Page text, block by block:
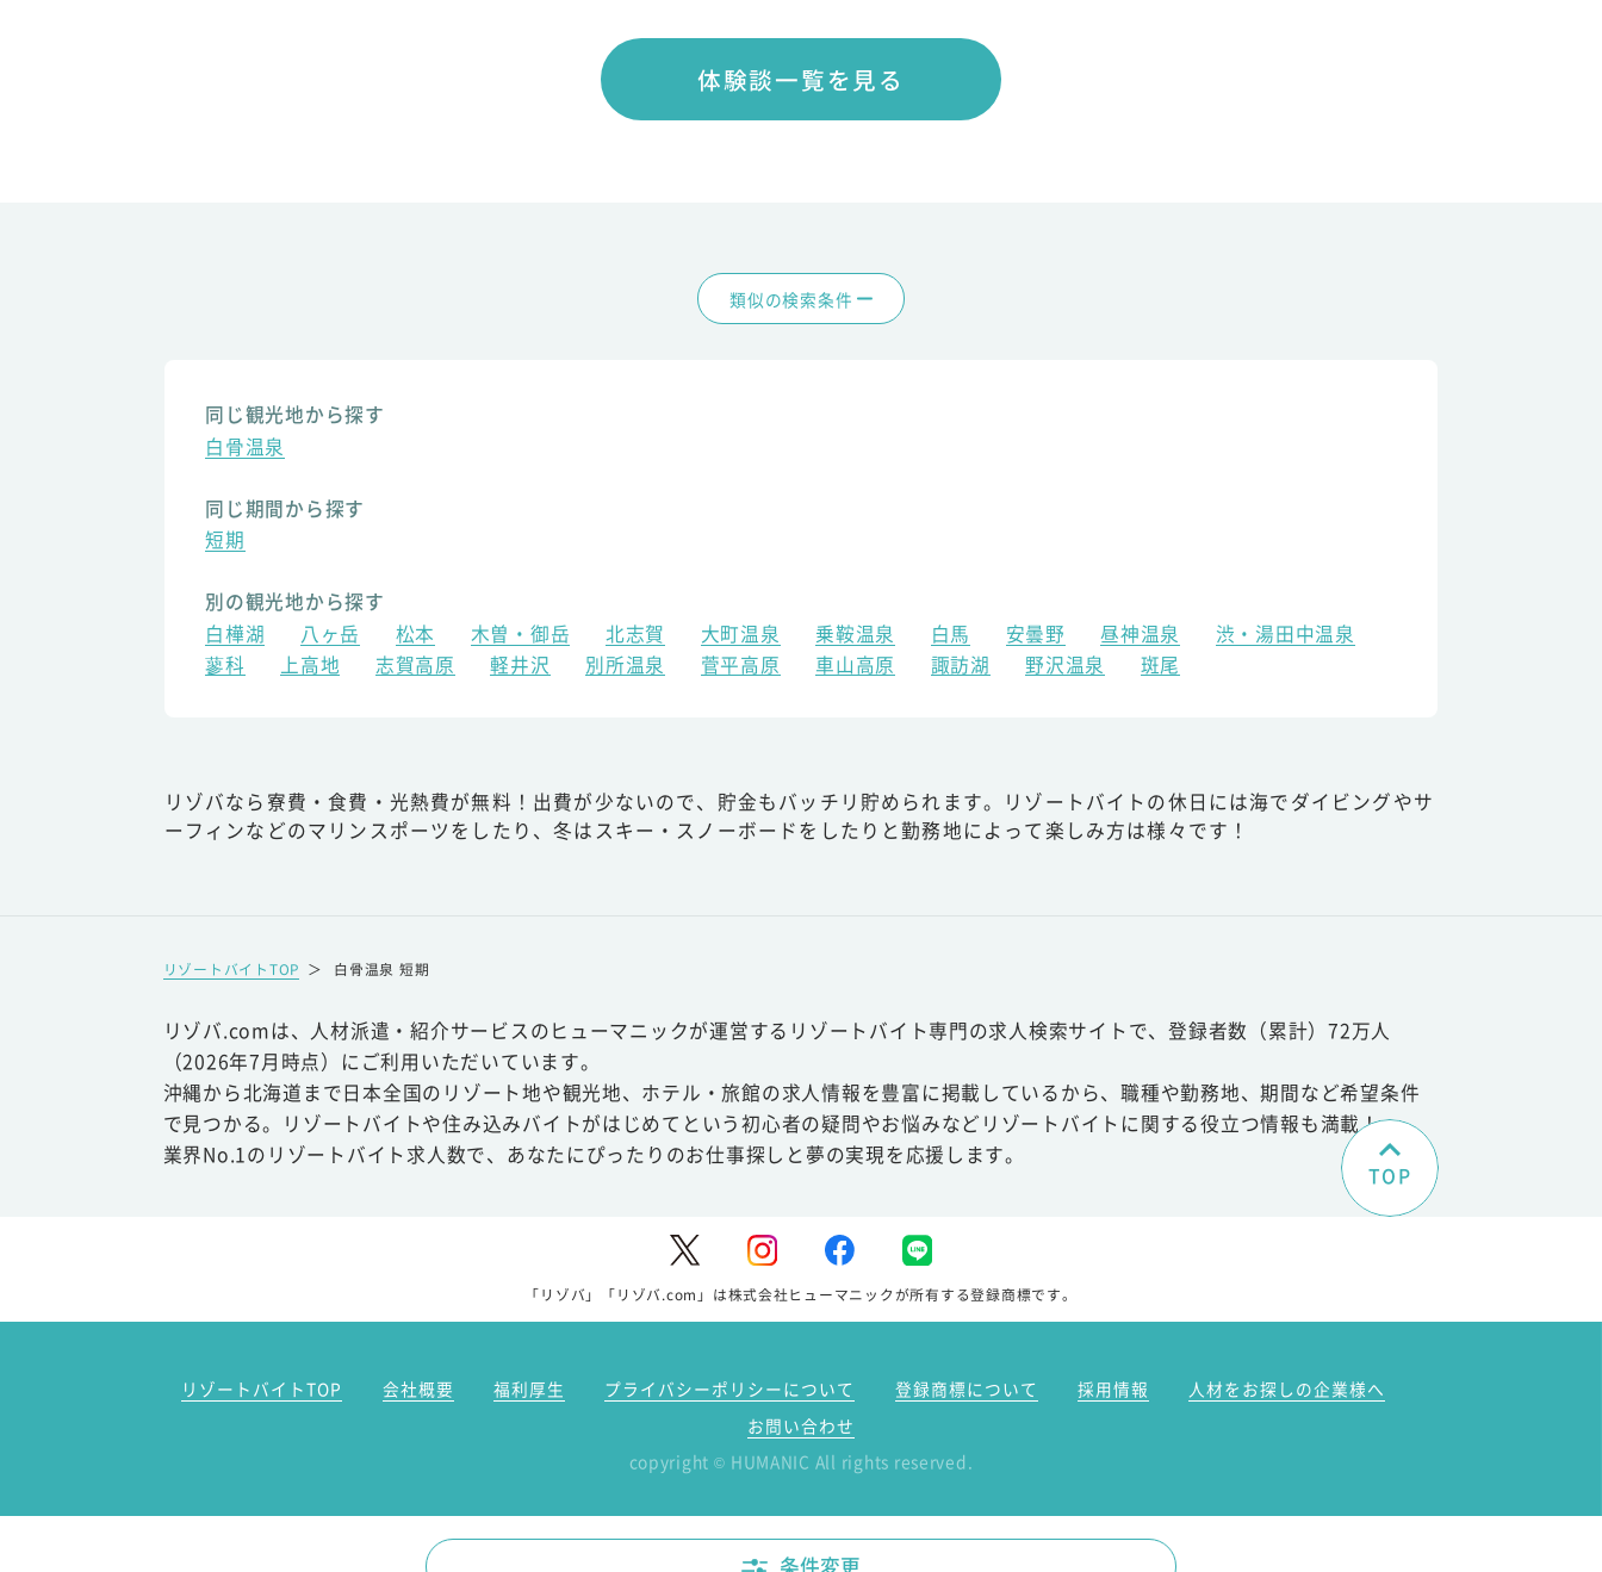
体験談一覧を見る
類似の検索条件
同じ観光地から探す
白骨温泉
同じ期間から探す
短期
別の観光地から探す
白樺湖
八ヶ岳 松本 木曽・御岳 北志賀 大町温泉 乗鞍温泉 白馬 安曇野 昼神温泉
渋・湯田中温泉
蓼科
上高地 志賀高原 軽井沢 別所温泉 菅平高原 車山高原 諏訪湖 野沢温泉 斑尾
リゾバなら寮費・食費・光熱費が無料！出費が少ないので、貯金もバッチリ貯められます。リゾートバイトの休日には海でダイビングやサ
ーフィンなどのマリンスポーツをしたり、冬はスキー・スノーボードをしたりと勤務地によって楽しみ方は様々です！
リゾートバイトTOP ＞ 白骨温泉 短期
リゾバ.comは、人材派遣・紹介サービスのヒューマニックが運営するリゾートバイト専門の求人検索サイトで、登録者数（累計）72万人
（2026年7月時点）にご利用いただいています。
沖縄から北海道まで日本全国のリゾート地や観光地、ホテル・旅館の求人情報を豊富に掲載しているから、職種や勤務地、期間など希望条件
で見つかる。リゾートバイトや住み込みバイトがはじめてという初心者の疑問やお悩みなどリゾートバイトに関する役立つ情報も満載！
業界No.1のリゾートバイト求人数で、あなたにぴったりのお仕事探しと夢の実現を応援します。
TOP
「リゾバ」「リゾバ.com」は株式会社ヒューマニックが所有する登録商標です。
リゾートバイトTOP 会社概要 福利厚生 プライバシーポリシーについて 登録商標について 採用情報
人材をお探しの企業様へ
お問い合わせ
copyright © HUMANIC All rights reserved.
条件変更